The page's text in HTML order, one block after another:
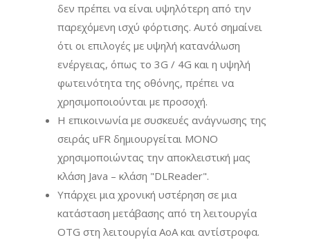
δεν πρέπει να είναι υψηλότερη από την
παρεχόμενη ισχύ φόρτισης. Αυτό σημαίνει
ότι οι επιλογές με υψηλή κατανάλωση
ενέργειας, όπως το 3G / 4G και η υψηλή
φωτεινότητα της οθόνης, πρέπει να
χρησιμοποιούνται με προσοχή.
Η επικοινωνία με συσκευές ανάγνωσης της
σειράς uFR δημιουργείται ΜΟΝΟ
χρησιμοποιώντας την αποκλειστική μας
κλάση Java – κλάση "DLReader".
Υπάρχει μια χρονική υστέρηση σε μια
κατάσταση μετάβασης από τη λειτουργία
OTG στη λειτουργία AoA και αντίστροφα.